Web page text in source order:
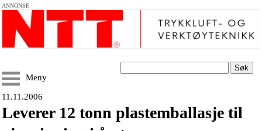
ANNONSE
Søk
Meny
11.11.2006
Leverer 12 tonn plastemballasje til